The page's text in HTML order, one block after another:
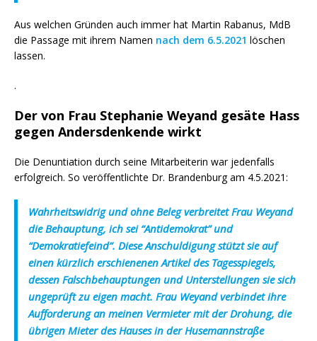
Aus welchen Gründen auch immer hat Martin Rabanus, MdB
die Passage mit ihrem Namen nach dem 6.5.2021 löschen
lassen.
.
Der von Frau Stephanie Weyand gesäte Hass
gegen Andersdenkende wirkt
Die Denuntiation durch seine Mitarbeiterin war jedenfalls
erfolgreich. So veröffentlichte Dr. Brandenburg am 4.5.2021:
Wahrheitswidrig und ohne Beleg verbreitet Frau Weyand
die Behauptung, ich sei “Antidemokrat” und
“Demokratiefeind”. Diese Anschuldigung stützt sie auf
einen kürzlich erschienenen Artikel des Tagesspiegels,
dessen Falschbehauptungen und Unterstellungen sie sich
ungeprüft zu eigen macht. Frau Weyand verbindet ihre
Aufforderung an meinen Vermieter mit der Drohung, die
übrigen Mieter des Hauses in der Husemannstraße